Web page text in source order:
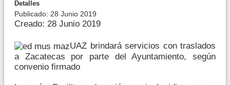
Detalles
Publicado: 28 Junio 2019
Creado: 28 Junio 2019
UAZ brindará servicios con traslados
a Zacatecas por parte del Ayuntamiento, según
convenio firmado